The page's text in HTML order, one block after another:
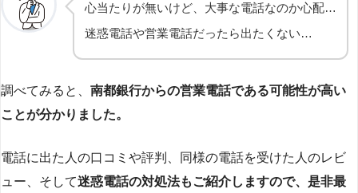
心当たりが無いけど、大事な電話なのか心配…
迷惑電話や営業電話だったら出たくない…
調べてみると、 南都銀行からの営業電話である可能性が高い
ことが分かりました。
電話に出た人の口コミや評判、同様の電話を受けた人のレビ
ュー、そして迷惑電話の対処法もご紹介しますので、是非最